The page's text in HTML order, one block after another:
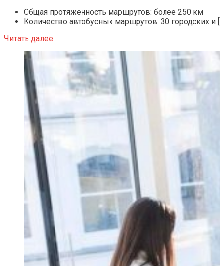
Общая протяженность маршрутов: более 250 км
Количество автобусных маршрутов: 30 городских и
Читать далее